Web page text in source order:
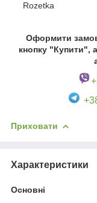
Rozetka
Оформити
кнопку "Купити",
Приховати
Характеристики
Основні